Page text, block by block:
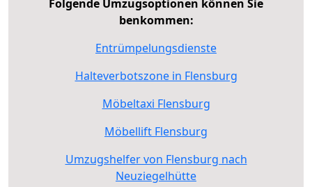
Folgende Umzugsoptionen können Sie
benkommen:
Entrümpelungsdienste
Halteverbotszone in Flensburg
Möbeltaxi Flensburg
Möbellift Flensburg
Umzugshelfer von Flensburg nach
Neuziegelhütte